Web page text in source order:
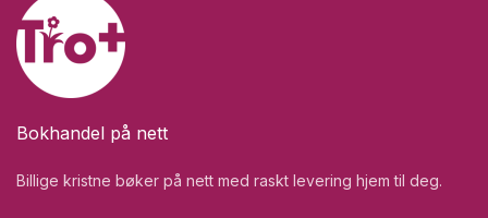
Bokhandel på nett
Billige kristne bøker på nett med raskt levering hjem til deg.